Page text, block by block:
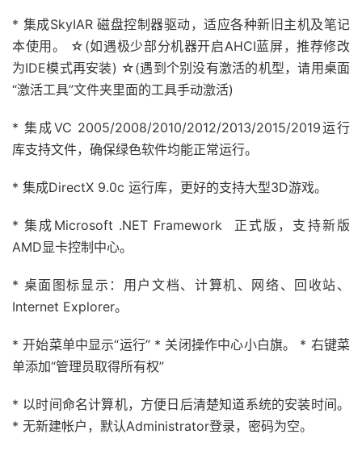
* 集成SkyIAR 磁盘控制器驱动，适应各种新旧主机及笔记
本使用。 ☆(如遇极少部分机器开启AHCI蓝屏，推荐修改
为IDE模式再安装) ☆(遇到个别没有激活的机型，请用桌面
“激活工具”文件夹里面的工具手动激活)
* 集成VC 2005/2008/2010/2012/2013/2015/2019运行
库支持文件，确保绿色软件均能正常运行。
* 集成DirectX 9.0c 运行库，更好的支持大型3D游戏。
* 集成Microsoft .NET Framework 正式版，支持新版
AMD显卡控制中心。
* 桌面图标显示：用户文档、计算机、网络、回收站、
Internet Explorer。
* 开始菜单中显示“运行” * 关闭操作中心小白旗。 * 右键菜
单添加“管理员取得所有权”
* 以时间命名计算机，方便日后清楚知道系统的安装时间。
* 无新建帐户，默认Administrator登录，密码为空。